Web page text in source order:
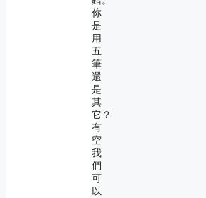
你
是
用
五
筆
還
是
其
它？
有
空
我
們
可
以